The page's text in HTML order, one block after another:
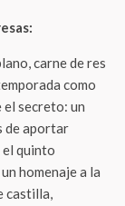
carne de res
como
el secreto: un
de aportar
el quinto
homenaje a la
castilla,